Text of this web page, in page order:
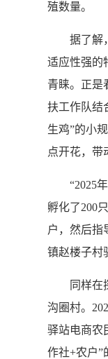
殖数量。
据了解，
适应性强的
青睐。正是
扶工作队结
生鸡”的小
点开花，带
“2025年6
孵化了200
户，然后指
镇赵楼子村
同样在探
沟圈村。
驿站电商农
作社+农户”